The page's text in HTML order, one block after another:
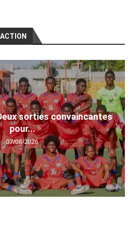
sorties convaincantes
pour...
07/08/2026